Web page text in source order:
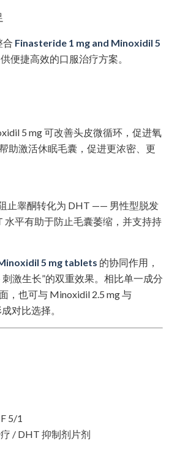
合 Finasteride 1 mg and Minoxidil 5
便捷高效的口服治疗方案。
5 mg 可改善头皮微循环，促进氧
助激活休眠毛囊，促进更浓密、更
止睾酮转化为 DHT —— 男性型脱发
水平有助于防止毛囊萎缩，并支持持
5 mg tablets 的协同作用，
激生长”的双重效果。相比单一成分
，也可与 Minoxidil 2.5 mg 与
对比选择。
5/1
/ DHT 抑制剂片剂